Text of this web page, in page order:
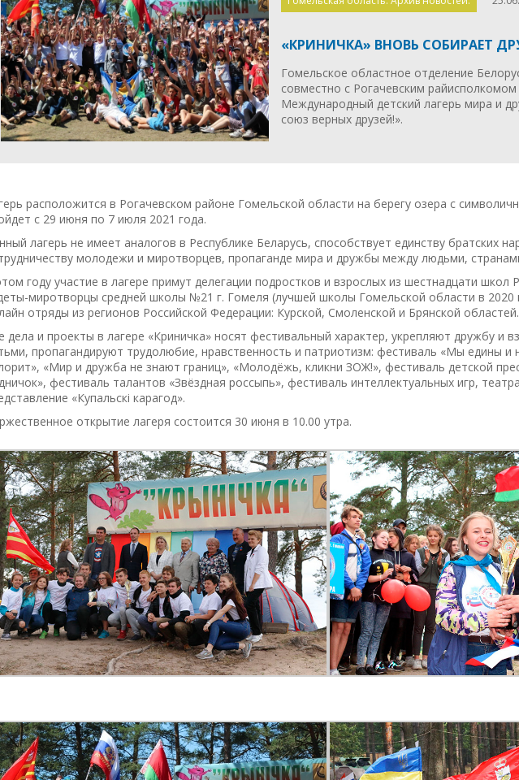
«КРИНИЧКА» ВНОВЬ СОБИРАЕТ
Гомельское областное отделение
совместно с Рогачевским
Международный детский лагерь мира и
союз верных друзей!».
расположится в Рогачевском районе Гомельской области на берегу озера с
с 29 июня по 7 июля 2021 года.
лагерь не имеет аналогов в Республике Беларусь, способствует единству братских
молодежи и миротворцев, пропаганде мира и дружбы между людьми,
году участие в лагере примут делегации подростков и взрослых из шестнадцати школ
миротворцы средней школы №21 г. Гомеля (лучшей школы Гомельской области в 2020
отряды из регионов Российской Федерации: Курской, Смоленской и Брянской областей.
дела и проекты в лагере «Криничка» носят фестивальный характер, укрепляют дружбу и
пропагандируют трудолюбие, нравственность и патриотизм: фестиваль «Мы едины и
«Мир и дружба не знают границ», «Молодёжь, кликни ЗОЖ!», фестиваль детской
фестиваль талантов «Звёздная россыпь», фестиваль интеллектуальных игр,
«Купальскі карагод».
открытие лагеря состоится 30 июня в 10.00 утра.